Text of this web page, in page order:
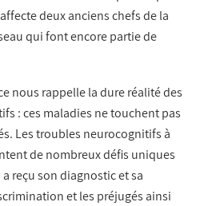
deux anciens chefs de la
qui font encore partie de
nous rappelle la dure réalité des
: ces maladies ne touchent pas
Les troubles neurocognitifs à
de nombreux défis uniques
reçu son diagnostic et sa
et les préjugés ainsi